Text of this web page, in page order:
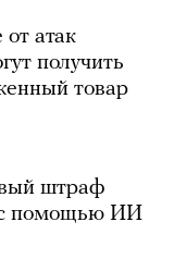
атак
получить
товар
штраф
с помощью ИИ